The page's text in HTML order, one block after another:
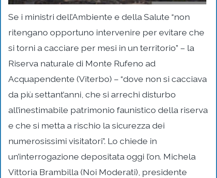
Se i ministri dell’Ambiente e della Salute “non
ritengano opportuno intervenire per evitare che
si torni a cacciare per mesi in un territorio” – la
Riserva naturale di Monte Rufeno ad
Acquapendente (Viterbo) – “dove non si cacciava
da più settant’anni, che si arrechi disturbo
all’inestimabile patrimonio faunistico della riserva
e che si metta a rischio la sicurezza dei
numerosissimi visitatori”. Lo chiede in
un’interrogazione depositata oggi l’on. Michela
Vittoria Brambilla (Noi Moderati), presidente